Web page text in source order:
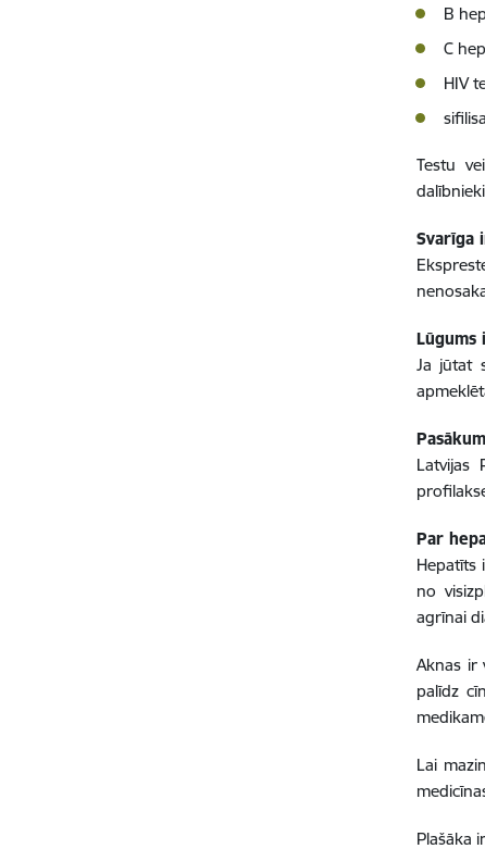
B
C
HIV
Testu
Svarīga
Lūgums
Ja jūtat
Latvijas
Par
Hepatīts
no
agrīnai
Aknas ir
palīdz
Lai
Plašāka